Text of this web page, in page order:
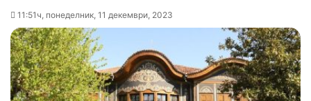
11:51ч, понеделник, 11 декември, 2023